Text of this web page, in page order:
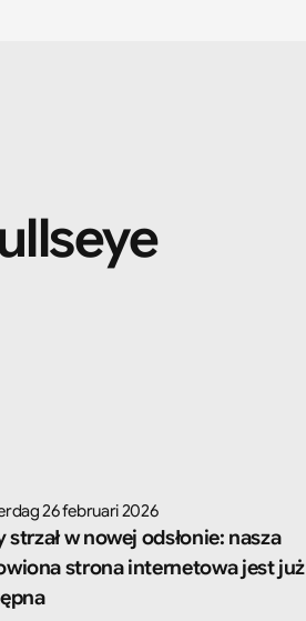
26 februari 2026
strzał w nowej odsłonie: nasza
strona internetowa jest już